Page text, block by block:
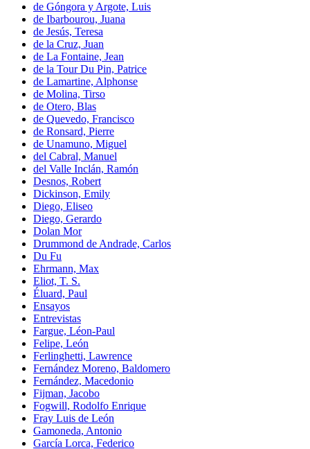
de Góngora y Argote, Luis
de Ibarbourou, Juana
de Jesús, Teresa
de la Cruz, Juan
de La Fontaine, Jean
de la Tour Du Pin, Patrice
de Lamartine, Alphonse
de Molina, Tirso
de Otero, Blas
de Quevedo, Francisco
de Ronsard, Pierre
de Unamuno, Miguel
del Cabral, Manuel
del Valle Inclán, Ramón
Desnos, Robert
Dickinson, Emily
Diego, Eliseo
Diego, Gerardo
Dolan Mor
Drummond de Andrade, Carlos
Du Fu
Ehrmann, Max
Eliot, T. S.
Éluard, Paul
Ensayos
Entrevistas
Fargue, Léon-Paul
Felipe, León
Ferlinghetti, Lawrence
Fernández Moreno, Baldomero
Fernández, Macedonio
Fijman, Jacobo
Fogwill, Rodolfo Enrique
Fray Luis de León
Gamoneda, Antonio
García Lorca, Federico